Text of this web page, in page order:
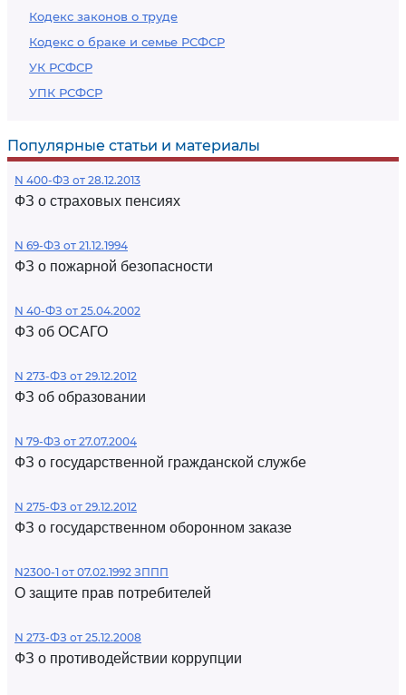
Кодекс законов о труде
Кодекс о браке и семье РСФСР
УК РСФСР
УПК РСФСР
Популярные статьи и материалы
N 400-ФЗ от 28.12.2013
ФЗ о страховых пенсиях
N 69-ФЗ от 21.12.1994
ФЗ о пожарной безопасности
N 40-ФЗ от 25.04.2002
ФЗ об ОСАГО
N 273-ФЗ от 29.12.2012
ФЗ об образовании
N 79-ФЗ от 27.07.2004
ФЗ о государственной гражданской службе
N 275-ФЗ от 29.12.2012
ФЗ о государственном оборонном заказе
N2300-1 от 07.02.1992 ЗППП
О защите прав потребителей
N 273-ФЗ от 25.12.2008
ФЗ о противодействии коррупции